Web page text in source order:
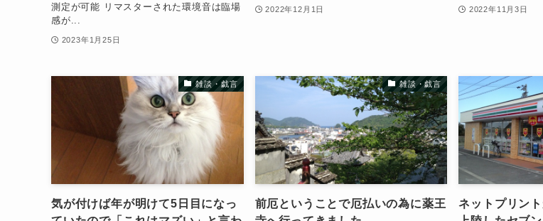
測定が可能 リマスターされた環境音は臨場
感が...
2023年1月25日
2022年12月1日 2022年11月3日
雑談・戯言
気が付けば年が明けて5日目になっ
雑談・戯言
前厄ということで厄払いの為に薬王
ネットプリン